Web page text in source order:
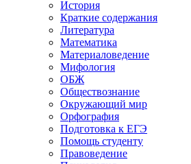
История
Краткие содержания
Литература
Математика
Материаловедение
Мифология
ОБЖ
Обществознание
Окружающий мир
Орфография
Подготовка к ЕГЭ
Помощь студенту
Правоведение